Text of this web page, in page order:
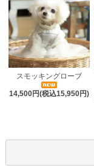
スモッキングローブ
14,500円(税込15,950円)